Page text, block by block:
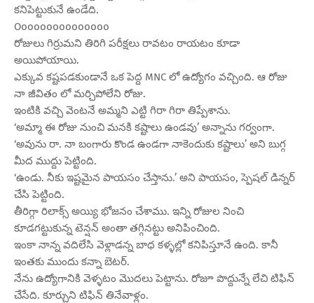
కనిపెట్టుకునే ఉండేది.
Ooooooooooooooo
రోజులు గిర్రుమని తిరిగి పరీక్షలు రావటం రాయటం కూడా
అయిపోయాయి.
ఎక్కువ కష్టపడకుండానే ఒక పెద్ద MNC లో ఉద్యోగం వచ్చింది. ఆ రోజు
నా జీవితం లో మర్చిపోలేని రోజు.
ఇంటికి వచ్చి వెంటనే అమ్మని ఎట్టి గిరా గిరా తిప్పేశాను.
‘అమ్మా ఈ రోజు నుంచి మనకి కష్టాలు ఉండవు’ అన్నాను గర్వంగా.
‘అవును రా. నా బంగారు కొండ ఉండగా నాకెందుకు కష్టాలు’ అని బుగ్గ
మీద ముద్దు పెట్టింది.
‘ఉండు. నీకు ఇష్టమైన పాయసం చేస్తాను.’ అని పాయసం, స్పెషల్ డిన్నర్
చేసి పెట్టింది.
తీరిగ్గా రిలాక్స్ అయ్యి భోజనం చేశాము. ఇన్ని రోజుల నించి
కూడగట్టుకున్న టెన్షన్ అంతా తగ్గినట్టు అనిపించింది.
ఇంకా నాన్న వదిలేసి వెళ్లాడన్న బాధ కళ్ళల్లో కనిపిస్తూనే ఉంది. కానీ
ఇంతకు ముందు కన్నా బెటర్.
నేను ఉద్యోగానికి వెళ్ళటం మొదలు పెట్టాను. రోజూ పొద్దున్నే లేచి టిఫిన్
చేసేది. కూర్చుని టిఫిన్ తినేవాళ్లం.